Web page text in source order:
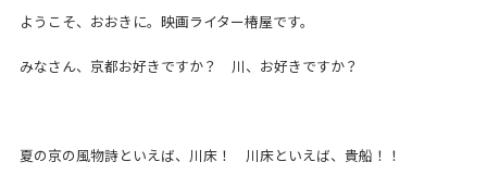
ようこそ、おおきに。映画ライター椿屋です。
みなさん、京都お好きですか？ 川、お好きですか？
夏の京の風物詩といえば、川床！ 川床といえば、貴船！！